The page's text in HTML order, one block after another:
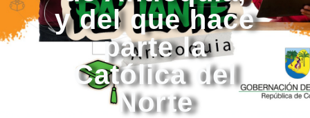
y del que hace
parte la
Católica del
Norte